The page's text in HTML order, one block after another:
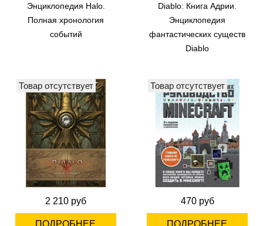
Энциклопедия Halo.
Полная хронология
событий
Diablo: Книга Адрии.
Энциклопедия
фантастических существ
Diablo
Товар отсутствует
2 210 руб
ПОДРОБНЕЕ
Товар отсутствует
470 руб
ПОДРОБНЕЕ